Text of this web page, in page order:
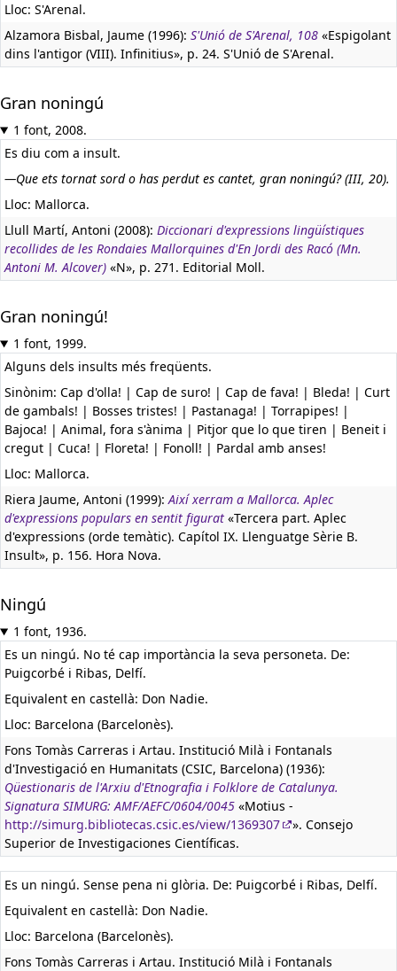
Lloc: S'Arenal.
Alzamora Bisbal, Jaume (1996): S'Unió de S'Arenal, 108 «Espigolant
dins l'antigor (VIII). Infinitius», p. 24. S'Unió de S'Arenal.
Gran noningú
1 font, 2008.
Es diu com a insult.
—Que ets tornat sord o has perdut es cantet, gran noningú? (III, 20).
Lloc: Mallorca.
Llull Martí, Antoni (2008): Diccionari d'expressions lingüístiques
recollides de les Rondaies Mallorquines d'En Jordi des Racó (Mn.
Antoni M. Alcover) «N», p. 271. Editorial Moll.
Gran noningú!
1 font, 1999.
Alguns dels insults més freqüents.
Sinònim: Cap d'olla! | Cap de suro! | Cap de fava! | Bleda! | Curt
de gambals! | Bosses tristes! | Pastanaga! | Torrapipes! |
Bajoca! | Animal, fora s'ànima | Pitjor que lo que tiren | Beneit i
cregut | Cuca! | Floreta! | Fonoll! | Pardal amb anses!
Lloc: Mallorca.
Riera Jaume, Antoni (1999):Així xerram a Mallorca. Aplec
d'expressions populars en sentit figurat «Tercera part. Aplec
d'expressions (orde temàtic). Capítol IX. Llenguatge Sèrie B.
Insult», p. 156. Hora Nova.
Ningú
1 font, 1936.
Es un ningú. No té cap importància la seva personeta. De:
Puigcorbé i Ribas, Delfí.
Equivalent en castellà: Don Nadie.
Lloc: Barcelona (Barcelonès).
Fons Tomàs Carreras i Artau. Institució Milà i Fontanals
d'Investigació en Humanitats (CSIC, Barcelona) (1936):
Qüestionaris de l'Arxiu d'Etnografia i Folklore de Catalunya.
Signatura SIMURG: AMF/AEFC/0604/0045 «Motius -
http://simurg.bibliotecas.csic.es/view/1369307
». Consejo
Superior de Investigaciones Científicas.
Es un ningú. Sense pena ni glòria. De: Puigcorbé i Ribas, Delfí.
Equivalent en castellà: Don Nadie.
Lloc: Barcelona (Barcelonès).
Fons Tomàs Carreras i Artau. Institució Milà i Fontanals